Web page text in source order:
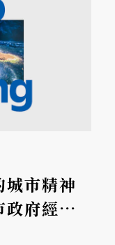
城市精神
府經濟